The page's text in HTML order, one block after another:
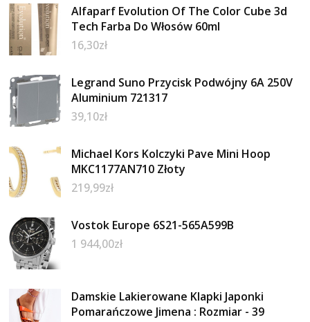
Alfaparf Evolution Of The Color Cube 3d
Tech Farba Do Włosów 60ml
16,30zł
Legrand Suno Przycisk Podwójny 6A 250V
Aluminium 721317
39,10zł
Michael Kors Kolczyki Pave Mini Hoop
MKC1177AN710 Złoty
219,99zł
Vostok Europe 6S21-565A599B
1 944,00zł
Damskie Lakierowane Klapki Japonki
Pomarańczowe Jimena : Rozmiar - 39